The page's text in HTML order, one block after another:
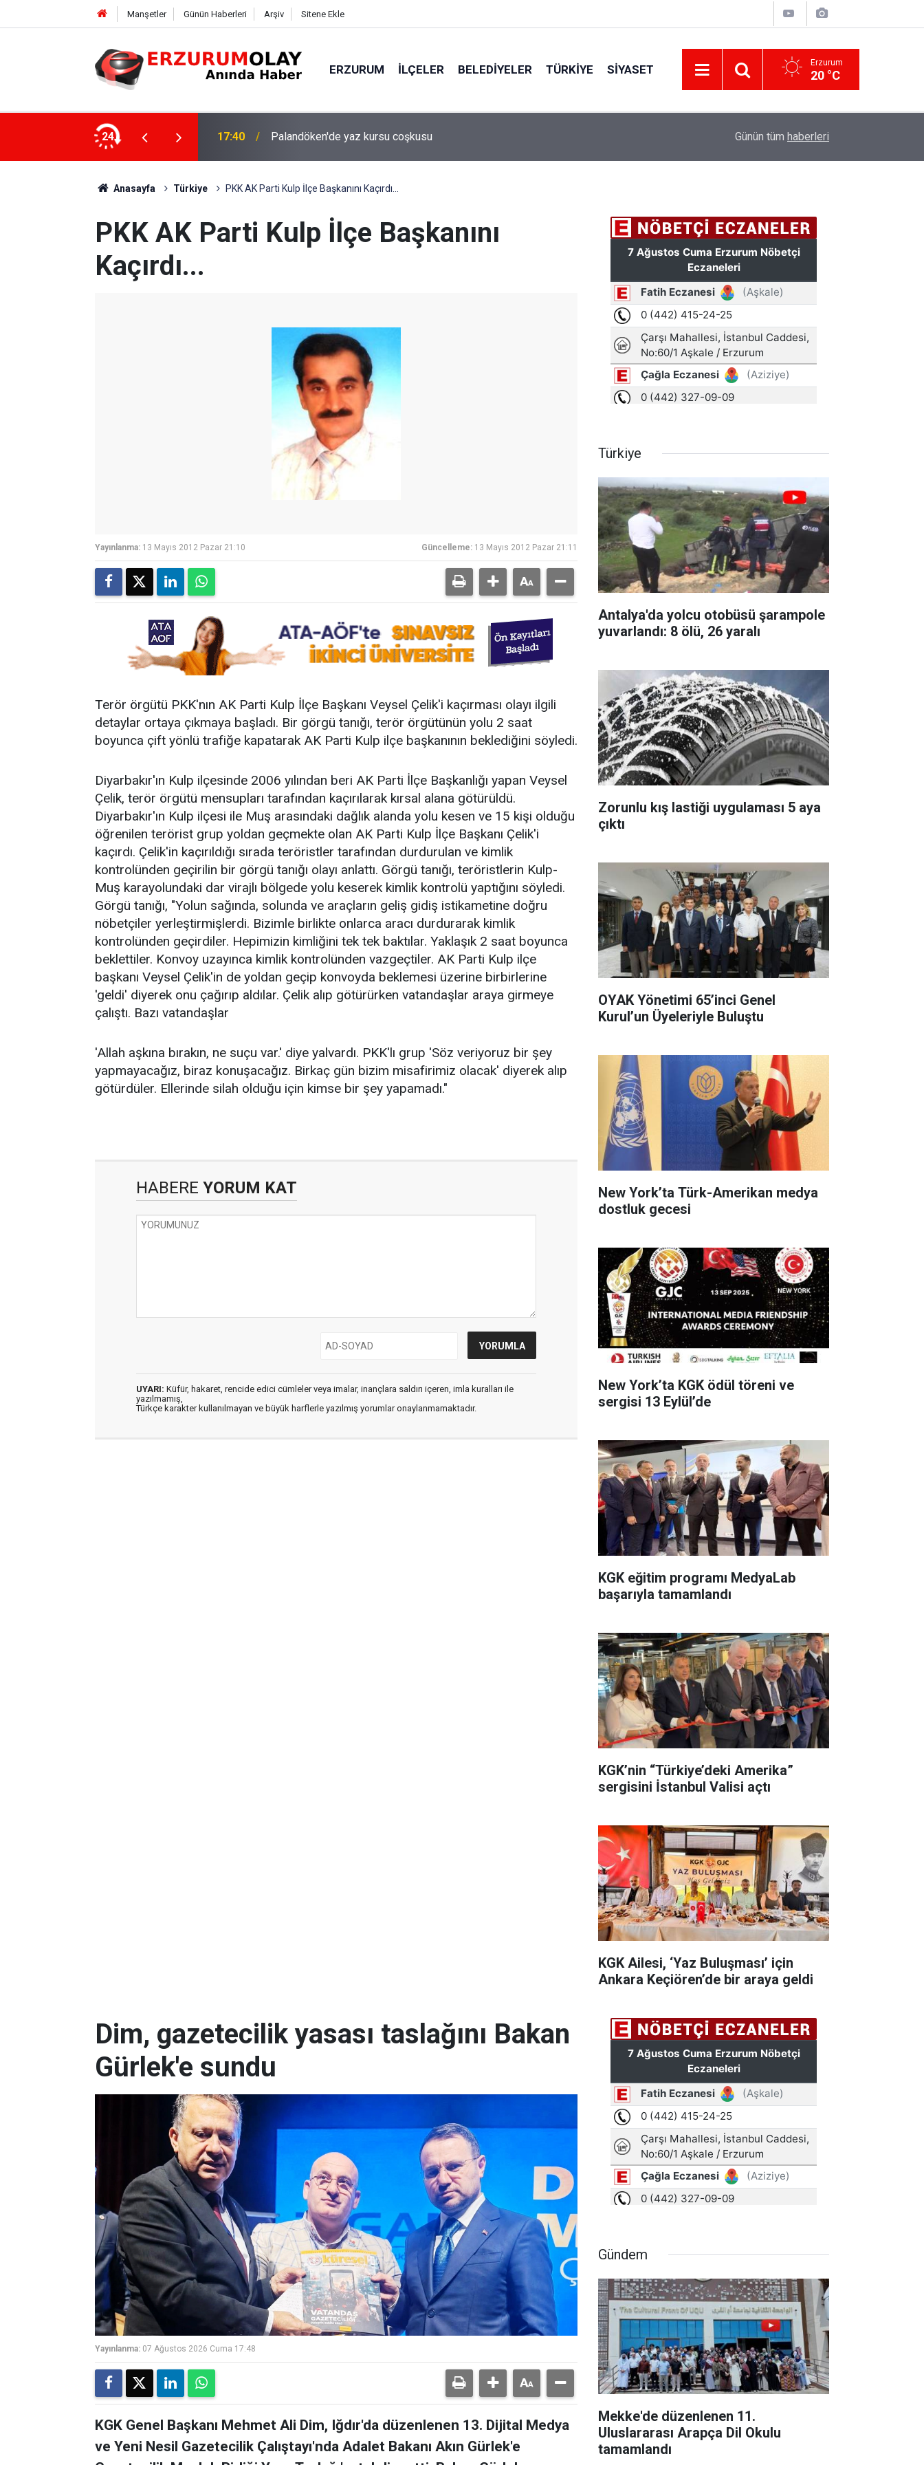
Manşetler Günün Haberleri Arşiv Sitene Ekle
ERZURUM İLÇELER BELEDIYELER TÜRKIYE SIYASET Erzurum
20 °C
24 17:37 TÜBİTAK desteği aldı Erzurum’da gıda ve yem işletmelerine sıkı
Günün tüm haberleri
Anasayfa Türkiye PKK AK Parti Kulp İlçe Başkanını Kaçırdı...
PKK AK Parti Kulp İlçe Başkanını
Kaçırdı...
Yayınlanma: 13 Mayıs 2012 Pazar 21:10 Güncelleme: 13 Mayıs 2012 Pazar 21:11
Terör örgütü PKK'nın AK Parti Kulp İlçe Başkanı Veysel Çelik'i kaçırması olayı ilgili
detaylar ortaya çıkmaya başladı. Bir görgü tanığı, terör örgütünün yolu 2 saat
boyunca çift yönlü trafiğe kapatarak AK Parti Kulp ilçe başkanının beklediğini söyledi.
Diyarbakır'ın Kulp ilçesinde 2006 yılından beri AK Parti İlçe Başkanlığı yapan Veysel
Çelik, terör örgütü mensupları tarafından kaçırılarak kırsal alana götürüldü.
Diyarbakır'ın Kulp ilçesi ile Muş arasındaki dağlık alanda yolu kesen ve 15 kişi olduğu
öğrenilen terörist grup yoldan geçmekte olan AK Parti Kulp İlçe Başkanı Çelik'i
kaçırdı. Çelik'in kaçırıldığı sırada teröristler tarafından durdurulan ve kimlik
kontrolünden geçirilin bir görgü tanığı olayı anlattı. Görgü tanığı, teröristlerin Kulp-
Muş karayolundaki dar virajlı bölgede yolu keserek kimlik kontrolü yaptığını söyledi.
Görgü tanığı, "Yolun sağında, solunda ve araçların geliş gidiş istikametine doğru
nöbetçiler yerleştirmişlerdi. Bizimle birlikte onlarca aracı durdurarak kimlik
kontrolünden geçirdiler. Hepimizin kimliğini tek tek baktılar. Yaklaşık 2 saat boyunca
beklettiler. Konvoy uzayınca kimlik kontrolünden vazgeçtiler. AK Parti Kulp ilçe
başkanı Veysel Çelik'in de yoldan geçip konvoyda beklemesi üzerine birbirlerine
'geldi' diyerek onu çağırıp aldılar. Çelik alıp götürürken vatandaşlar araya girmeye
çalıştı. Bazı vatandaşlar
'Allah aşkına bırakın, ne suçu var.' diye yalvardı. PKK'lı grup 'Söz veriyoruz bir şey
yapmayacağız, biraz konuşacağız. Birkaç gün bizim misafirimiz olacak' diyerek alıp
götürdüler. Ellerinde silah olduğu için kimse bir şey yapamadı."
HABERE YORUM KAT
UYARI: Küfür, hakaret, rencide edici cümleler veya imalar, inançlara saldırı içeren, imla kuralları ile
yazılmamış,
Türkçe karakter kullanılmayan ve büyük harflerle yazılmış yorumlar onaylanmamaktadır.
Türkiye
Antalya'da yolcu otobüsü şarampole
yuvarlandı: 8 ölü, 26 yaralı
Zorunlu kış lastiği uygulaması 5 aya
çıktı
OYAK Yönetimi 65’inci Genel
Kurul’un Üyeleriyle Buluştu
New York’ta Türk-Amerikan medya
dostluk gecesi
New York’ta KGK ödül töreni ve
sergisi 13 Eylül’de
KGK eğitim programı MedyaLab
başarıyla tamamlandı
KGK’nin “Türkiye’deki Amerika”
sergisini İstanbul Valisi açtı
KGK Ailesi, ‘Yaz Buluşması’ için
Ankara Keçiören’de bir araya geldi
Dim, gazetecilik yasası taslağını Bakan
Gürlek'e sundu
Yayınlanma: 07 Ağustos 2026 Cuma 17:48
KGK Genel Başkanı Mehmet Ali Dim, Iğdır'da düzenlenen 13. Dijital Medya
ve Yeni Nesil Gazetecilik Çalıştayı'nda Adalet Bakanı Akın Gürlek'e
Gündem
Mekke'de düzenlenen 11.
Uluslararası Arapça Dil Okulu
tamamlandı